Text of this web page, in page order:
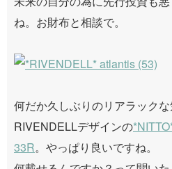
ね。お財布と相談で。
何だか久しぶりのリアラック
RIVENDELLデザインの
33R。やっぱり良いですね。